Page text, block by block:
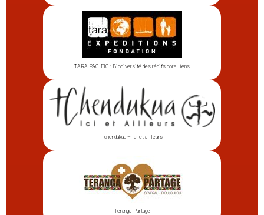
TARA PACIFIC : Biodiversité des récifs coralliens
Tchendukua – Ici et ailleurs
Teranga-Partage